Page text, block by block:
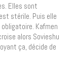
Elles sont
stérile. Puis elle
Kafmen
alors Sovieshu
ça, décide de